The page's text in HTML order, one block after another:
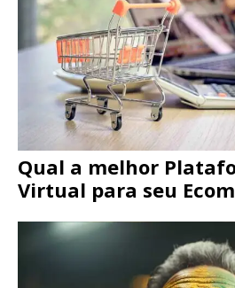
Qual a melhor
Virtual para seu